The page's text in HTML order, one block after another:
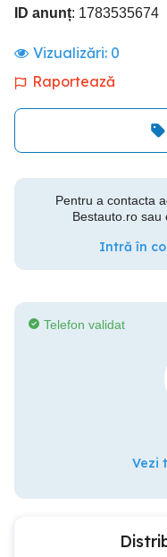
ID anunț: 1783535674
Vizualizări: 0
Raportează
Pentru a contacta
Bestauto.ro sau
Intră în
Telefon validat
Vezi